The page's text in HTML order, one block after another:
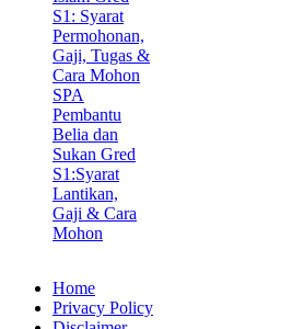
S1: Syarat
Permohonan,
Gaji, Tugas &
Cara Mohon
SPA
Pembantu
Belia dan
Sukan Gred
S1:Syarat
Lantikan,
Gaji & Cara
Mohon
Home
Privacy Policy